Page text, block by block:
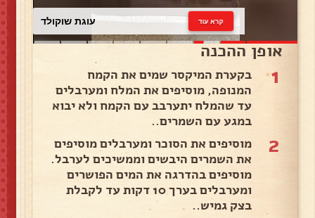
עוגת שוקולד קרא עוד
אופן ההכנה
1
בקערת המיקסר שמים את הקמח
המנופה, מוסיפים את המלח ומערבלים
עד שהמלח יתערבב עם הקמח ולא יבוא
במגע עם השמרים..
2
מוסיפים את הסוכר ומערבלים מוסיפים
את השמרים היבשים וממשיכים לערבל.
מוסיפים בהדרגה את המים הפושרים
ומערבלים בערך 10 דקות עד לקבלת
בצק גמיש..